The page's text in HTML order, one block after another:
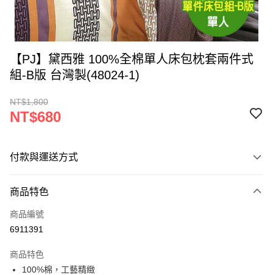
【PJ】黛西雅 100%全棉單人床包枕套兩件式
組-B版 台灣製(48024-1)
NT$1,800
NT$680
付款與運送方式
信用卡一次付款
LINE Pay
街口支付
商品特色
商品編號
6911391
商品特色
100%棉，工藝精緻